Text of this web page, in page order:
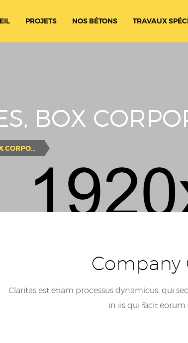
PROJETS NOS BÉTONS TRAVAUX
BOX
SERVICES, BOX CORPORATE
Company
Claritas est etiam processus dynamicus, qui
in iis qui facit